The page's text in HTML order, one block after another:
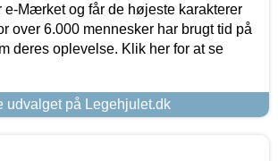
e-Mærket og får de højeste karakterer
over 6.000 mennesker har brugt tid på
deres oplevelse. Klik her for at se
udvalget på Legehjulet.dk